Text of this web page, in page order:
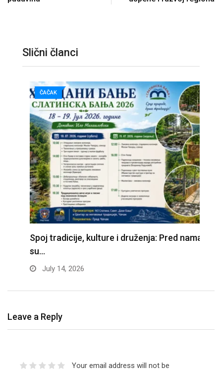
Slični članci
ČAČAK
Spoj tradicije, kulture i druženja: Pred nama
su…
July 14, 2026
Leave a Reply
Your email address will not be